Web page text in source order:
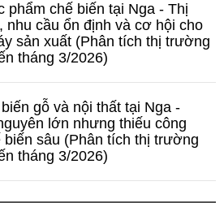
phẩm chế biến tại Nga - Thị
cầu ổn định và cơ hội cho
sản xuất (Phân tích thị trường
tháng 3/2026)
gỗ và nội thất tại Nga -
lớn nhưng thiếu công
biến sâu (Phân tích thị trường
tháng 3/2026)